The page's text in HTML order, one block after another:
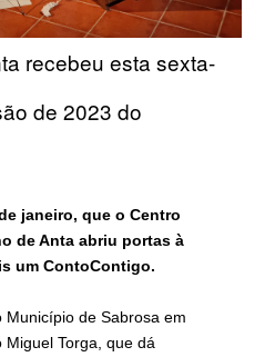
recebeu esta sexta-
de 2023 do
janeiro, que o Centro
de Anta abriu portas à
um ContoContigo.
de Sabrosa em
Torga, que dá